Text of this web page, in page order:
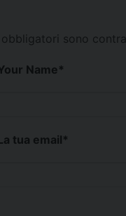
obbligatori sono
Name*
tua email*